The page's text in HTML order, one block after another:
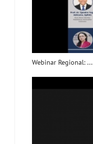
Webinar Regional: ...